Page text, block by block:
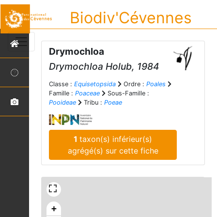
Biodiv'Cévennes
Drymochloa
Drymochloa Holub, 1984
Classe : Equisetopsida Ordre : Poales
Famille : Poaceae
Sous-Famille :
Pooideae
Tribu : Poeae
1taxon(s) inférieur(s)
agrégé(s) sur cette fiche
+